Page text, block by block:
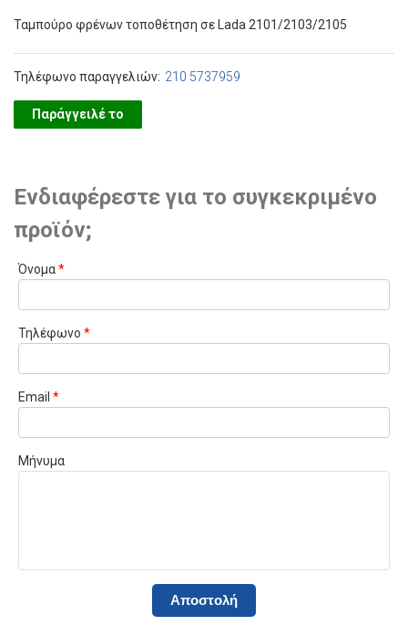
Ταμπούρο φρένων τοποθέτηση σε Lada 2101/2103/2105
Τηλέφωνο παραγγελιών: 210 5737959
Παράγγειλέ το
Ενδιαφέρεστε για το συγκεκριμένο
προϊόν;
Όνομα*
Τηλέφωνο *
Email *
Μήνυμα